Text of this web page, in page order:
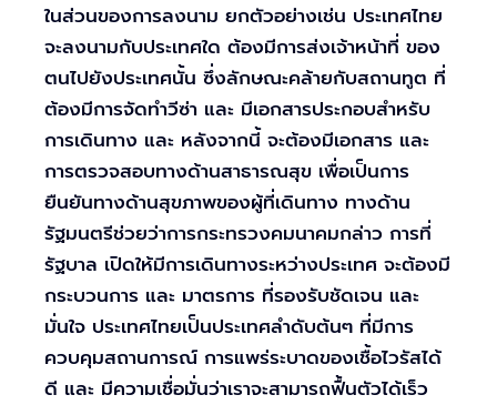
ในส่วนของการลงนาม ยกตัวอย่างเช่น ประเทศไทย
จะลงนามกับประเทศใด ต้องมีการส่งเจ้าหน้าที่ ของ
ตนไปยังประเทศนั้น ซึ่งลักษณะคล้ายกับสถานทูต ที่
ต้องมีการจัดทำวีซ่า และ มีเอกสารประกอบสำหรับ
การเดินทาง และ หลังจากนี้ จะต้องมีเอกสาร และ
การตรวจสอบทางด้านสาธารณสุข เพื่อเป็นการ
ยืนยันทางด้านสุขภาพของผู้ที่เดินทาง ทางด้าน
รัฐมนตรีช่วยว่าการกระทรวงคมนาคมกล่าว การที่
รัฐบาล เปิดให้มีการเดินทางระหว่างประเทศ จะต้องมี
กระบวนการ และ มาตรการ ที่รองรับชัดเจน และ
มั่นใจ ประเทศไทยเป็นประเทศลำดับต้นๆ ที่มีการ
ควบคุมสถานการณ์ การแพร่ระบาดของเชื้อไวรัสได้
ดี และ มีความเชื่อมั่นว่าเราจะสามารถฟื้นตัวได้เร็ว